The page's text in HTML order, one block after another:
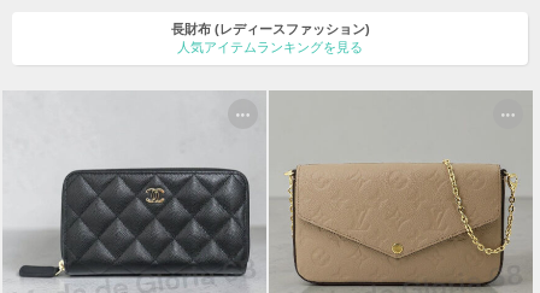
長財布 (レディースファッション)
人気アイテムランキングを見る